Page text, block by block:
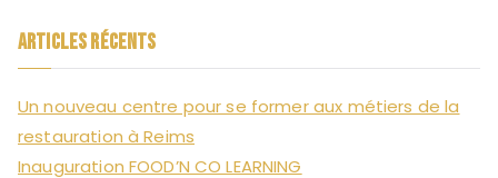
Articles récents
Un nouveau centre pour se former aux métiers de la
restauration à Reims
Inauguration FOOD’N CO LEARNING